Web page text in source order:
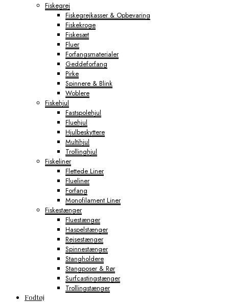
Fiskegrej
Fiskegrejkasser & Opbevaring
Fiskekroge
Fiskesæt
Fluer
Forfangsmaterialer
Geddeforfang
Pirke
Spinnere & Blink
Woblere
Fiskehjul
Fastspolehjul
Fluehjul
Hjulbeskyttere
Multihjul
Trollinghjul
Fiskeliner
Flettede Liner
Flueliner
Forfang
Monofilament Liner
Fiskestænger
Fluestænger
Haspelstænger
Rejsestænger
Spinnestænger
Stangholdere
Stangposer & Rør
Surfcastingstænger
Trollingstænger
Fodtøj